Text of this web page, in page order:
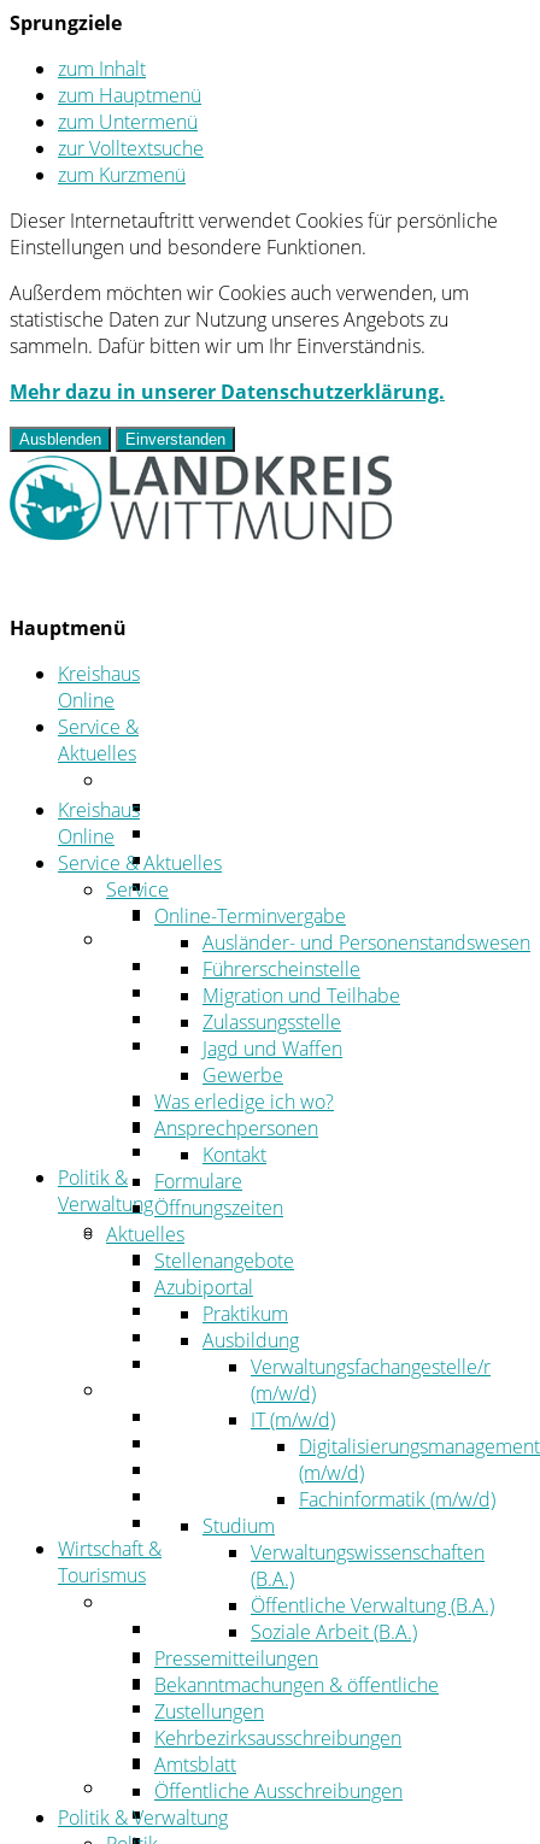
Sprungziele
zum Inhalt
zum Hauptmenü
zum Untermenü
zur Volltextsuche
zum Kurzmenü
Dieser Internetauftritt verwendet Cookies für persönliche
Einstellungen und besondere Funktionen.
Außerdem möchten wir Cookies auch verwenden, um
statistische Daten zur Nutzung unseres Angebots zu
sammeln. Dafür bitten wir um Ihr Einverständnis.
Mehr dazu in unserer Datenschutzerklärung.
Ausblenden Einverstanden
Hauptmenü
Kreishaus
Online
Service &
Aktuelles
Ansprechpersonen
Formulare
Öffnungszeiten
Aktuelles
Stellenangebote
Azubiportal
Pressemitteilungen
Bekanntmachungen & öffentliche
Zustellungen
Kehrbezirksausschreibungen
Amtsblatt
Öffentliche Ausschreibungen
Politik &
Verwaltung
Politik
Kreistag
Kreistagsinformationssystem
Bürgerinformationssystem
Wahlen
Der Landrat
Kommunalaufsicht
Zahlen, Daten, Fakten
Wirtschaft &
Tourismus
Wirtschaftsförderung
Gewerbeflächen und Unternehmen
Arbeitgeberservice
Mobilfunk & Breitband
Straßen- und Radwegebau
Landwirtschaft
Tourismus
Freizeit und Urlaub im Landkreis
Kreishaus
Online
Service & Aktuelles
Service
Online-Terminvergabe
Ausländer- und Personenstandswesen
Führerscheinstelle
Migration und Teilhabe
Zulassungsstelle
Jagd und Waffen
Gewerbe
Was erledige ich wo?
Ansprechpersonen
Kontakt
Formulare
Öffnungszeiten
Aktuelles
Stellenangebote
Azubiportal
Praktikum
Ausbildung
Verwaltungsfachangestelle/r
(m/w/d)
IT (m/w/d)
Digitalisierungsmanagement
(m/w/d)
Fachinformatik (m/w/d)
Studium
Verwaltungswissenschaften
(B.A.)
Öffentliche Verwaltung (B.A.)
Soziale Arbeit (B.A.)
Pressemitteilungen
Bekanntmachungen & öffentliche
Zustellungen
Kehrbezirksausschreibungen
Amtsblatt
Öffentliche Ausschreibungen
Politik & Verwaltung